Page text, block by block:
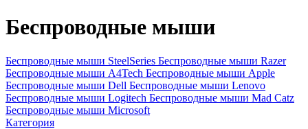
Беспроводные мыши
Беспроводные мыши SteelSeries Беспроводные мыши Razer
Беспроводные мыши A4Tech Беспроводные мыши Apple
Беспроводные мыши Dell Беспроводные мыши Lenovo
Беспроводные мыши Logitech Беспроводные мыши Mad Catz
Беспроводные мыши Microsoft
Категория